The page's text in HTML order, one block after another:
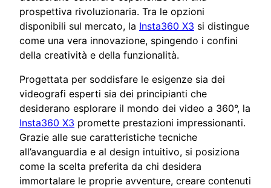
prospettiva rivoluzionaria. Tra le opzioni
disponibili sul mercato, la Insta360 X3 si distingue
come una vera innovazione, spingendo i confini
della creatività e della funzionalità.
Progettata per soddisfare le esigenze sia dei
videografi esperti sia dei principianti che
desiderano esplorare il mondo dei video a 360°, la
Insta360 X3 promette prestazioni impressionanti.
Grazie alle sue caratteristiche tecniche
all’avanguardia e al design intuitivo, si posiziona
come la scelta preferita da chi desidera
immortalare le proprie avventure, creare contenuti